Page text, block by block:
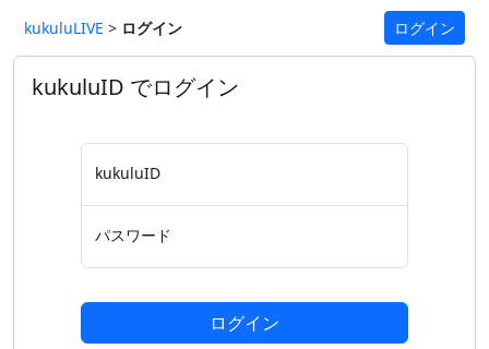
kukuluLIVE > ログイン ログイン
kukuluID でログイン
kukuluID
パスワード
ログイン